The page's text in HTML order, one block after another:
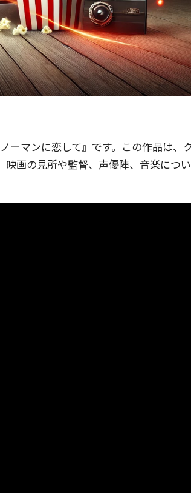
マンに恋して』です。この作品は、
画の見所や監督、声優陣、音楽につ